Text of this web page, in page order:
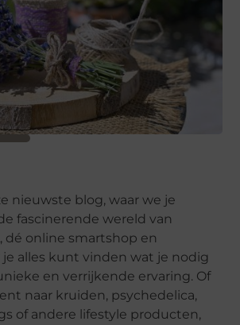
nieuwste blog, waar we je
fascinerende wereld van
dé online smartshop en
je alles kunt vinden wat je nodig
en verrijkende ervaring. Of
naar kruiden, psychedelica,
of andere lifestyle producten,